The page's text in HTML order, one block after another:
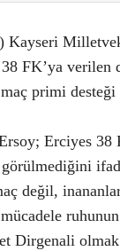
FK’ya
primi desteği
Erciyes 38
değil,
Dirgenali